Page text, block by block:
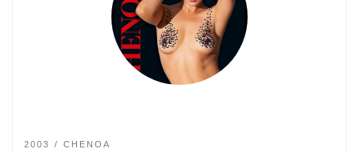
2003 CHENOA